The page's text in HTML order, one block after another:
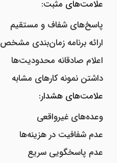
علامت‌های مثبت:
پاسخ‌های شفاف و مستقیم
ارائه برنامه زمان‌بندی مشخص
اعلام صادقانه محدودیت‌ها
داشتن نمونه کارهای مشابه
علامت‌های هشدار:
وعده‌های غیرواقعی
عدم شفافیت در هزینه‌ها
عدم پاسخگویی سریع